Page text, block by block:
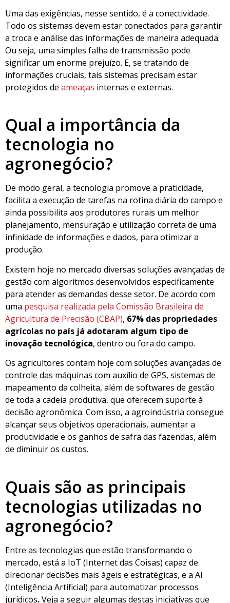
Uma das exigências, nesse sentido, é a conectividade.
Todo os sistemas devem estar conectados para garantir
a troca e análise das informações de maneira adequada.
Ou seja, uma simples falha de transmissão pode
significar um enorme prejuízo. E, se tratando de
informações cruciais, tais sistemas precisam estar
protegidos de ameaças internas e externas.
Qual a importância da
tecnologia no
agronegócio?
De modo geral, a tecnologia promove a praticidade,
facilita a execução de tarefas na rotina diária do campo e
ainda possibilita aos produtores rurais um melhor
planejamento, mensuração e utilização correta de uma
infinidade de informações e dados, para otimizar a
produção.
Existem hoje no mercado diversas soluções avançadas de
gestão com algoritmos desenvolvidos especificamente
para atender as demandas desse setor. De acordo com
uma pesquisa realizada pela Comissão Brasileira de
Agricultura de Precisão (CBAP), 67% das propriedades
agrícolas no país já adotaram algum tipo de
inovação tecnológica, dentro ou fora do campo.
Os agricultores contam hoje com soluções avançadas de
controle das máquinas com auxílio de GPS, sistemas de
mapeamento da colheita, além de softwares de gestão
de toda a cadeia produtiva, que oferecem suporte à
decisão agronômica. Com isso, a agroindústria consegue
alcançar seus objetivos operacionais, aumentar a
produtividade e os ganhos de safra das fazendas, além
de diminuir os custos.
Quais são as principais
tecnologias utilizadas no
agronegócio?
Entre as tecnologias que estão transformando o
mercado, está a IoT (Internet das Coisas) capaz de
direcionar decisões mais ágeis e estratégicas, e a AI
(Inteligência Artificial) para automatizar processos
jurídicos.Veja a seguir algumas destas iniciativas que